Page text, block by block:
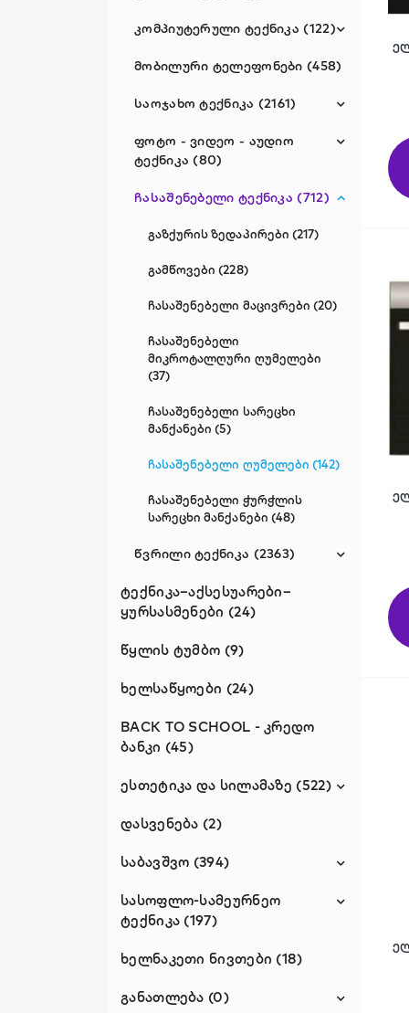
გაზის გამათბობლები (101)
გაზის წყლის გამაცხელებლები
ელექტრო
წყალგამაცხელებლები (10)
ვენტილატორები (17)
ზეთის რადიატორები (12)
კონდიციონერები (414)
ცენტრალური გათბობა (54)
ჰაერის დამატენიანებლები (14)
კომპიუტერული ტექნიკა (122)
მონიტორები (14)
ნოუთბუქები (40)
პლანშეტები (25)
პრინტერები (7)
მობილური ტელეფონები (458)
საოჯახო ტექნიკა (2161)
გაზქურები (133)
საშრობები (480)
საყინულეები (110)
ტელევიზორები (587)
ღვინის მაცივრები (23)
წყლის დისპენსერები (23)
ჭურჭლის სარეცხი მანქანები
(153)
ფოტო - ვიდეო - აუდიო
ტექნიკა (80)
დინამიკები (50)
დრონები (5)
მიკროფონები (8)
პროექტორები (12)
სახლის კინოთეატრები (0)
ფოტოაპარატები - ციფრული
ჩასაშენებელი ტექნიკა (712)
გაზქურის ზედაპირები (217)
გამწოვები (228)
ჩასაშენებელი მაცივრები (20)
ჩასაშენებელი
მიკროტალღური ღუმელები
(37)
ჩასაშენებელი სარეცხი
მანქანები (5)
ჩასაშენებელი ღუმელები (142)
ჩასაშენებელი ჭურჭლის
სარეცხი მანქანები (48)
წვრილი ტექნიკა (2363)
ბლენდერები და ჩოფერები
(302)
ბლინის ტაფები (8)
ელექტრო ჩაიდნები (177)
ვაფლის აპარატები (17)
ინდუქციური ქურები (15)
კაკლის საცხობები (4)
მაფინის საცხობები (1)
მიკროტალღური ღუმელები
ტექნიკა–აქსესუარები–
ყურსასმენები (24)
წყლის ტუმბო (9)
ხელსაწყოები (24)
BACK TO SCHOOL - კრედო
ბანკი (45)
ესთეტიკა და სილამაზე (522)
ელექტრო ჯაგრისები (0)
ეპილატორები (37)
თმის გასასწორებელ-
დასახვევები (128)
თმის და წვერის საჭრელები
დასვენება (2)
საბავშვო (394)
ბატუტები (11)
სასოფლო-სამეურნეო
ტექნიკა (197)
ბალახის სათიბები (25)
ბუჩქის საკრეჭები (9)
ხელნაკეთი ნივთები (18)
განათლება (0)